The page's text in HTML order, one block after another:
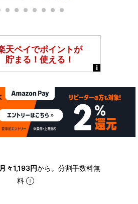
月々1,193円から。分割手数料無
料